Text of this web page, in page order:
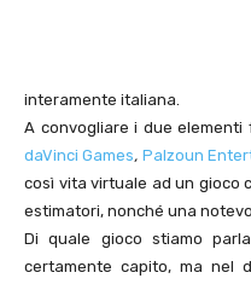
interamente italiana.
A convogliare i due
daVinci Games, Palzoun
così vita virtuale ad un gioco
estimatori, nonché una
Di quale gioco stiamo
certamente capito, ma nel